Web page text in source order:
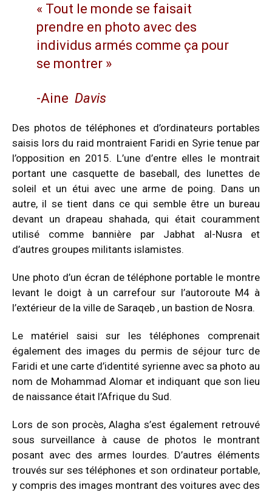
« Tout le monde se faisait
prendre en photo avec des
individus armés comme ça pour
se montrer »
-Aine Davis
Des photos de téléphones et d’ordinateurs portables
saisis lors du raid montraient Faridi en Syrie tenue par
l’opposition en 2015. L’une d’entre elles le montrait
portant une casquette de baseball, des lunettes de
soleil et un étui avec une arme de poing. Dans un
autre, il se tient dans ce qui semble être un bureau
devant un drapeau shahada, qui était couramment
utilisé comme bannière par Jabhat al-Nusra et
d’autres groupes militants islamistes.
Une photo d’un écran de téléphone portable le montre
levant le doigt à un carrefour sur l’autoroute M4 à
l’extérieur de la ville de Saraqeb , un bastion de Nosra.
Le matériel saisi sur les téléphones comprenait
également des images du permis de séjour turc de
Faridi et une carte d’identité syrienne avec sa photo au
nom de Mohammad Alomar et indiquant que son lieu
de naissance était l’Afrique du Sud.
Lors de son procès, Alagha s’est également retrouvé
sous surveillance à cause de photos le montrant
posant avec des armes lourdes. D’autres éléments
trouvés sur ses téléphones et son ordinateur portable,
y compris des images montrant des voitures avec des